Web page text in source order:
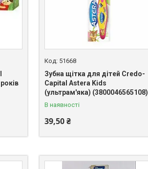
51668
Зубна щітка для дітей Credo-
Capital Astera Kids
(ультрам'яка) (3800046565108)
В наявності
39,50 ₴